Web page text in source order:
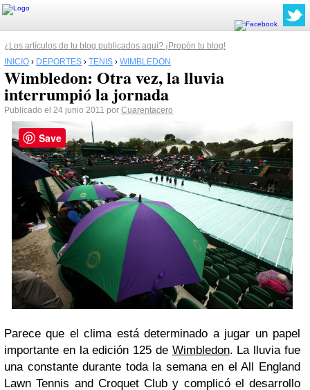
¿Los artículos de tu blog publicados aquí? ¡Propón tu blog!
INICIO › DEPORTES › TENIS › WIMBLEDON
Wimbledon: Otra vez, la lluvia
interrumpió la jornada
Publicado el 24 junio 2011 por Cuarentacero
Parece que el clima está determinado a jugar un papel
importante en la edición 125 de Wimbledon. La lluvia fue
una constante durante toda la semana en elAll England
Lawn Tennis and CroquetClub y complicó el desarrollo
Save